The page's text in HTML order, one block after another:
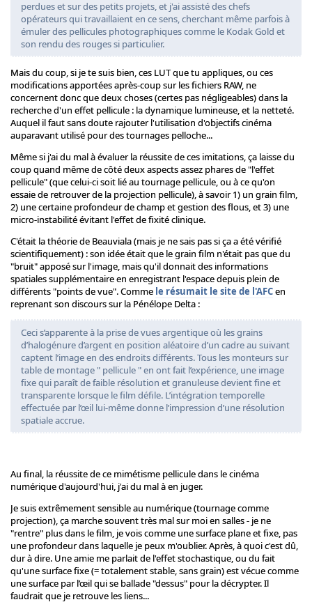
perdues et sur des petits projets, et j'ai assisté des chefs
opérateurs qui travaillaient en ce sens, cherchant même parfois à
émuler des pellicules photographiques comme le Kodak Gold et
son rendu des rouges si particulier.
Mais du coup, si je te suis bien, ces LUT que tu appliques, ou ces
modifications apportées après-coup sur les fichiers RAW, ne
concernent donc que deux choses (certes pas négligeables) dans la
recherche d'un effet pellicule : la dynamique lumineuse, et la netteté.
Auquel il faut sans doute rajouter l'utilisation d'objectifs cinéma
auparavant utilisé pour des tournages pelloche...
Même si j'ai du mal à évaluer la réussite de ces imitations, ça laisse du
coup quand même de côté deux aspects assez phares de "l'effet
pellicule" (que celui-ci soit lié au tournage pellicule, ou à ce qu'on
essaie de retrouver de la projection pellicule), à savoir 1) un grain film,
2) une certaine profondeur de champ et gestion des flous, et 3) une
micro-instabilité évitant l'effet de fixité clinique.
C'était la théorie de Beauviala (mais je ne sais pas si ça a été vérifié
scientifiquement) : son idée était que le grain film n'était pas que du
"bruit" apposé sur l'image, mais qu'il donnait des informations
spatiales supplémentaire en enregistrant l'espace depuis plein de
différents "points de vue". Comme le résumait le site de l'AFCen
reprenant son discours sur la Pénélope Delta :
Ceci s’apparente à la prise de vues argentique où les grains
d’halogénure d’argent en position aléatoire d’un cadre au suivant
captent l’image en des endroits différents. Tous les monteurs sur
table de montage " pellicule " en ont fait l’expérience, une image
fixe qui paraît de faible résolution et granuleuse devient fine et
transparente lorsque le film défile. L’intégration temporelle
effectuée par l’œil lui-même donne l’impression d’une résolution
spatiale accrue.
Au final, la réussite de ce mimétisme pellicule dans le cinéma
numérique d'aujourd'hui, j'ai du mal à en juger.
Je suis extrêmement sensible au numérique (tournage comme
projection), ça marche souvent très mal sur moi en salles - je ne
"rentre" plus dans le film, je vois comme une surface plane et fixe, pas
une profondeur dans laquelle je peux m'oublier. Après, à quoi c'est dû,
dur à dire. Une amie me parlait de l'effet stochastique, ou du fait
qu'une surface fixe (= totalement stable, sans grain) est vécue comme
une surface par l’œil qui se ballade "dessus" pour la décrypter. Il
faudrait que je retrouve les liens...